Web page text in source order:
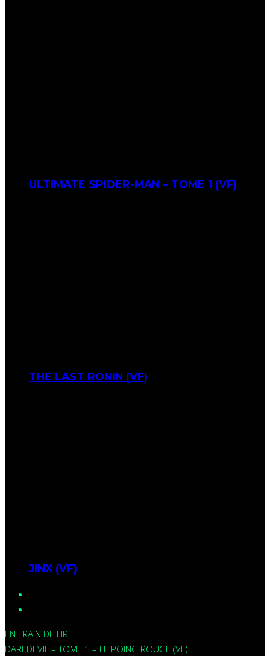
ULTIMATE SPIDER-MAN – TOME 1 (VF)
THE LAST RONIN (VF)
JINX (VF)
EN TRAIN DE LIRE
DAREDEVIL – TOME 1 – LE POING ROUGE (VF)